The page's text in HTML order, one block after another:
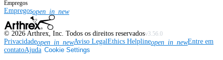
Empregos
Empregosopen_in_new
© 2026 Arthrex, Inc. Todos os direitos reservadosv3.56.0
Privacidadeopen_in_newAviso LegalEthics Helplineopen_in_newEntre em
contatoAjuda Cookie Settings